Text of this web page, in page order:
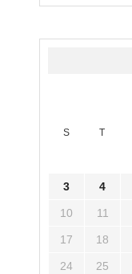
S T
3 4
10 11
17 18
24 25